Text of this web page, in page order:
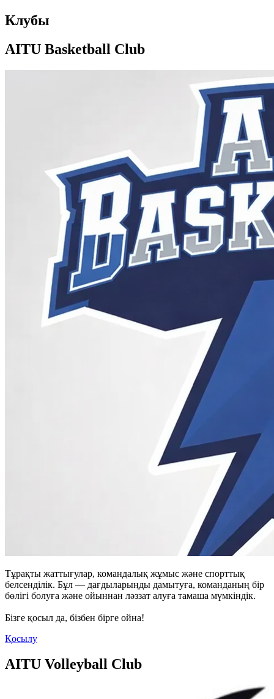
Клубы
AITU Basketball Club
Тұрақты жаттығулар, командалық жұмыс және спорттық
белсенділік. Бұл — дағдыларыңды дамытуға, команданың бір
бөлігі болуға және ойыннан ләззат алуға тамаша мүмкіндік.
Бізге қосыл да, бізбен бірге ойна!
Қосылу
AITU Volleyball Club